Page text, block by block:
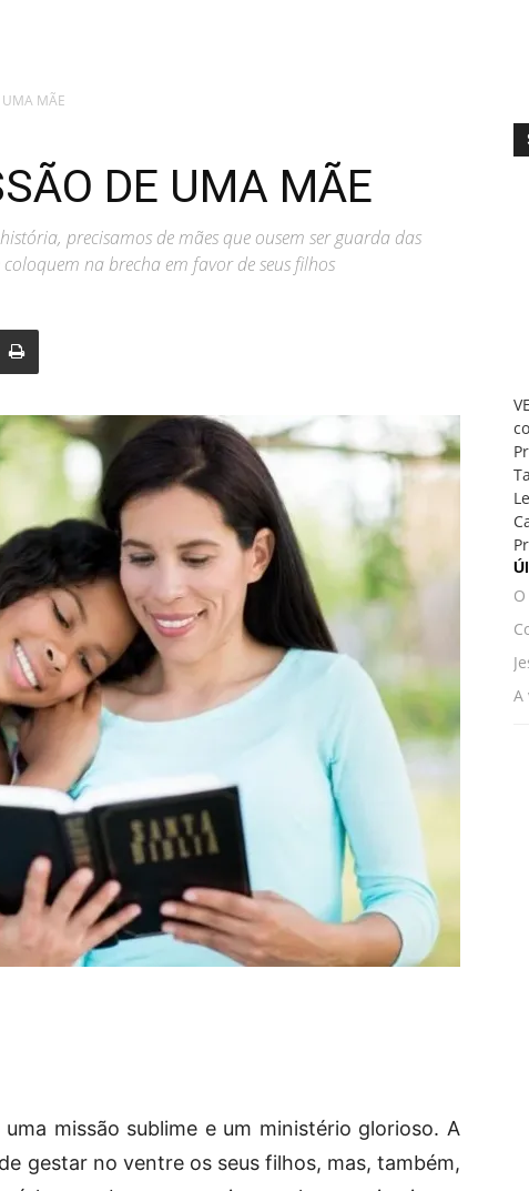
MÃE
DE UMA MÃE
precisamos de mães que ousem ser guarda das
na brecha em favor de seus filhos
missão sublime e um ministério glorioso. A
gestar no ventre os seus filhos, mas, também,
A